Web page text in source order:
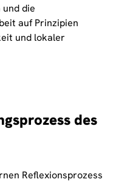
die
auf Prinzipien
und lokaler
des
Reflexionsprozess